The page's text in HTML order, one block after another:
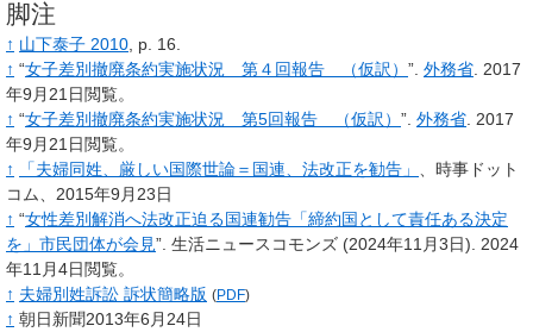
脚注
↑ 山下泰子 2010 , p. 16.
↑ “女子差別撤廃条約実施状況 第４回報告 （仮訳） ”. 外務省 2017
年9月21日閲覧。
↑ “女子差別撤廃条約実施状況 第5回報告 （仮訳） ”. 外務省 2017
年9月21日閲覧。
↑
「夫婦同姓、厳しい国際世論＝国連、法改正を勧告」
、時事ドット
コム、2015年9月23日
↑ “女性差別解消へ法改正迫る国連勧告「締約国として責任ある決定
を」市民団体が会見”. 生活ニュースコモンズ (2024年11月3日).
2024
年11月4日閲覧。
↑ 夫婦別姓訴訟 訴状簡略版 (PDF)
↑ 朝日新聞2013年6月24日